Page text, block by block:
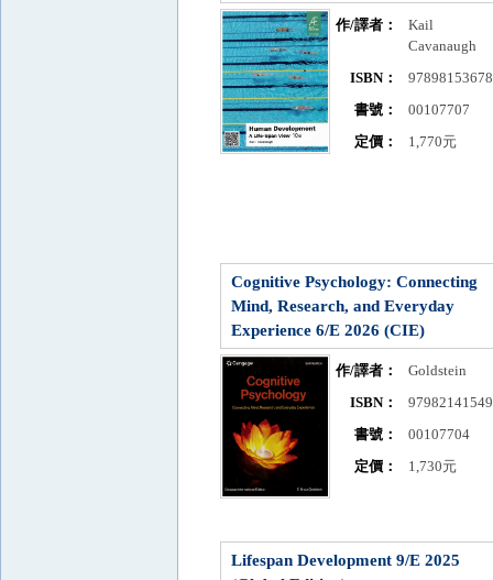
作/譯者：
Kail
Cavanaugh
ISBN：
書號：
00107707
定價：
1,770元
Cognitive Psychology: Connecting
Mind, Research, and Everyday
Experience 6/E 2026 (CIE)
作/譯者：
Goldstein
ISBN：
書號：
00107704
定價：
1,730元
Lifespan Development 9/E 2025